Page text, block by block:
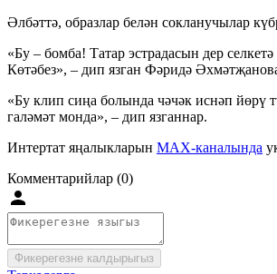
Әлбәттә, образлар белән сокланучылар
«Бу – бомба! Татар эстрадасын дер
Көтәбез», – дип язган Фәридә
«Бу клип сиңа болында чәчәк иснәп йөрү
галәмәт монда», – дип язганнар.
Интертат яңалыкларын MAX-каналында
Комментарийлар (0)
Фикерегезне калдырыгыз